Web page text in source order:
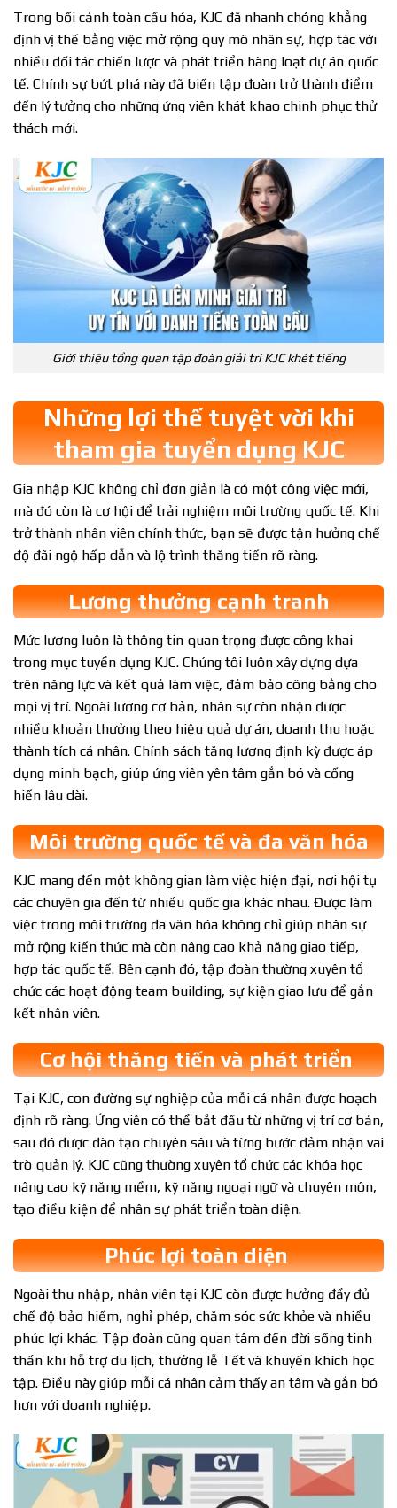
Trong bối cảnh toàn cầu hóa, KJC đã nhanh chóng khẳng
định vị thế bằng việc mở rộng quy mô nhân sự, hợp tác với
nhiều đối tác chiến lược và phát triển hàng loạt dự án quốc
tế. Chính sự bứt phá này đã biến tập đoàn trở thành điểm
đến lý tưởng cho những ứng viên khát khao chinh phục thử
thách mới.
Giới thiệu tổng quan tập đoàn giải trí KJC khét tiếng
Những lợi thế tuyệt vời khi
tham gia tuyển dụng KJC
Gia nhập KJC không chỉ đơn giản là có một công việc mới,
mà đó còn là cơ hội để trải nghiệm môi trường quốc tế. Khi
trở thành nhân viên chính thức, bạn sẽ được tận hưởng chế
độ đãi ngộ hấp dẫn và lộ trình thăng tiến rõ ràng.
Lương thưởng cạnh tranh
Mức lương luôn là thông tin quan trọng được công khai
trong mục tuyển dụng KJC. Chúng tôi luôn xây dựng dựa
trên năng lực và kết quả làm việc, đảm bảo công bằng cho
mọi vị trí. Ngoài lương cơ bản, nhân sự còn nhận được
nhiều khoản thưởng theo hiệu quả dự án, doanh thu hoặc
thành tích cá nhân. Chính sách tăng lương định kỳ được áp
dụng minh bạch, giúp ứng viên yên tâm gắn bó và cống
hiến lâu dài.
Môi trường quốc tế và đa văn hóa
KJC mang đến một không gian làm việc hiện đại, nơi hội tụ
các chuyên gia đến từ nhiều quốc gia khác nhau. Được làm
việc trong môi trường đa văn hóa không chỉ giúp nhân sự
mở rộng kiến thức mà còn nâng cao khả năng giao tiếp,
hợp tác quốc tế. Bên cạnh đó, tập đoàn thường xuyên tổ
chức các hoạt động team building, sự kiện giao lưu để gắn
kết nhân viên.
Cơ hội thăng tiến và phát triển
Tại KJC, con đường sự nghiệp của mỗi cá nhân được hoạch
định rõ ràng. Ứng viên có thể bắt đầu từ những vị trí cơ bản,
sau đó được đào tạo chuyên sâu và từng bước đảm nhận vai
trò quản lý. KJC cũng thường xuyên tổ chức các khóa học
nâng cao kỹ năng mềm, kỹ năng ngoại ngữ và chuyên môn,
tạo điều kiện để nhân sự phát triển toàn diện.
Phúc lợi toàn diện
Ngoài thu nhập, nhân viên tại KJC còn được hưởng đầy đủ
chế độ bảo hiểm, nghỉ phép, chăm sóc sức khỏe và nhiều
phúc lợi khác. Tập đoàn cũng quan tâm đến đời sống tinh
thần khi hỗ trợ du lịch, thưởng lễ Tết và khuyến khích học
tập. Điều này giúp mỗi cá nhân cảm thấy an tâm và gắn bó
hơn với doanh nghiệp.